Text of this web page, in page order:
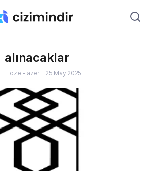
alınacaklar
ozel-lazer 25 May 2025